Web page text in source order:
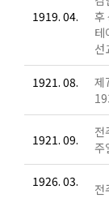
1919. 04.
후
테
선
1921. 08.
제
1921. 09.
전
주
1926. 03. 전